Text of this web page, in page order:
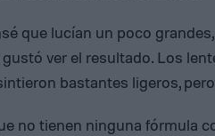
que lucían un poco grandes,
ver el resultado. Los
bastantes ligeros,
no tienen ninguna fórmula